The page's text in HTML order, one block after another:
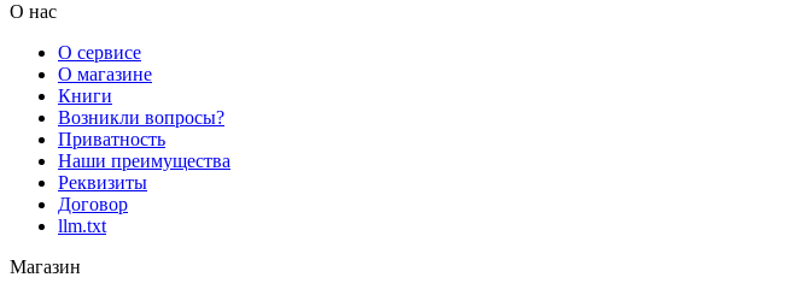
О нас
О сервисе
О магазине
Книги
Возникли вопросы?
Приватность
Наши преимущества
Реквизиты
Договор
llm.txt
Магазин